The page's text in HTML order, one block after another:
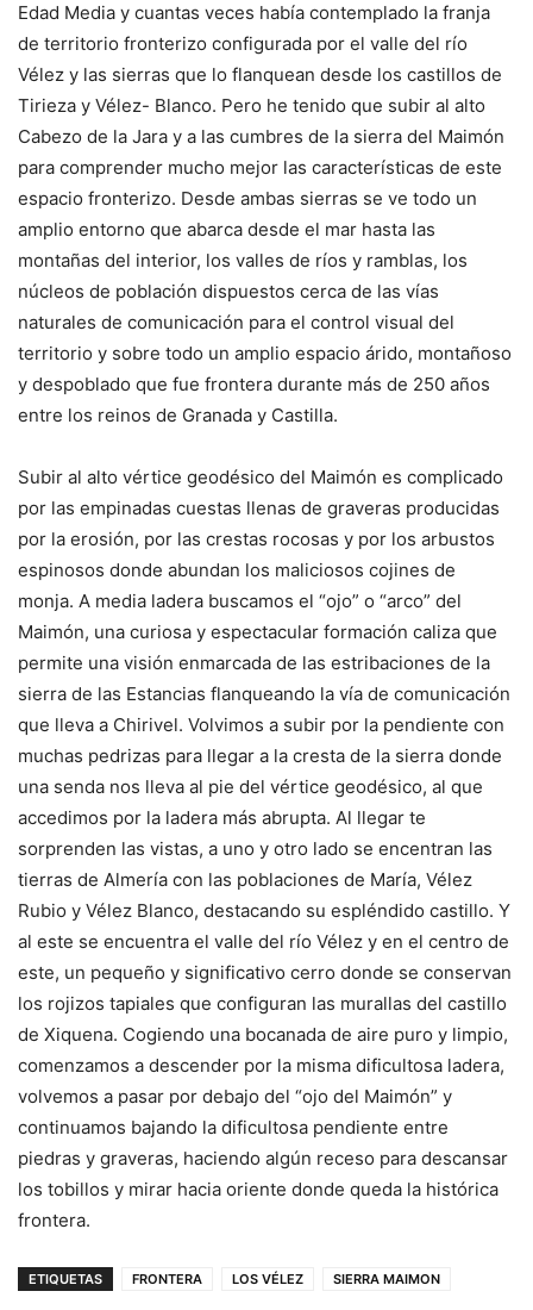
Edad Media y cuantas veces había contemplado la franja
de territorio fronterizo configurada por el valle del río
Vélez y las sierras que lo flanquean desde los castillos de
Tirieza y Vélez- Blanco. Pero he tenido que subir al alto
Cabezo de la Jara y a las cumbres de la sierra del Maimón
para comprender mucho mejor las características de este
espacio fronterizo. Desde ambas sierras se ve todo un
amplio entorno que abarca desde el mar hasta las
montañas del interior, los valles de ríos y ramblas, los
núcleos de población dispuestos cerca de las vías
naturales de comunicación para el control visual del
territorio y sobre todo un amplio espacio árido, montañoso
y despoblado que fue frontera durante más de 250 años
entre los reinos de Granada y Castilla.
Subir al alto vértice geodésico del Maimón es complicado
por las empinadas cuestas llenas de graveras producidas
por la erosión, por las crestas rocosas y por los arbustos
espinosos donde abundan los maliciosos cojines de
monja. A media ladera buscamos el “ojo” o “arco” del
Maimón, una curiosa y espectacular formación caliza que
permite una visión enmarcada de las estribaciones de la
sierra de las Estancias flanqueando la vía de comunicación
que lleva a Chirivel. Volvimos a subir por la pendiente con
muchas pedrizas para llegar a la cresta de la sierra donde
una senda nos lleva al pie del vértice geodésico, al que
accedimos por la ladera más abrupta. Al llegar te
sorprenden las vistas, a uno y otro lado se encentran las
tierras de Almería con las poblaciones de María, Vélez
Rubio y Vélez Blanco, destacando su espléndido castillo. Y
al este se encuentra el valle del río Vélez y en el centro de
este, un pequeño y significativo cerro donde se conservan
los rojizos tapiales que configuran las murallas del castillo
de Xiquena. Cogiendo una bocanada de aire puro y limpio,
comenzamos a descender por la misma dificultosa ladera,
volvemos a pasar por debajo del “ojo del Maimón” y
continuamos bajando la dificultosa pendiente entre
piedras y graveras, haciendo algún receso para descansar
los tobillos y mirar hacia oriente donde queda la histórica
frontera.
ETIQUETAS FRONTERA LOS VÉLEZ SIERRA MAIMON